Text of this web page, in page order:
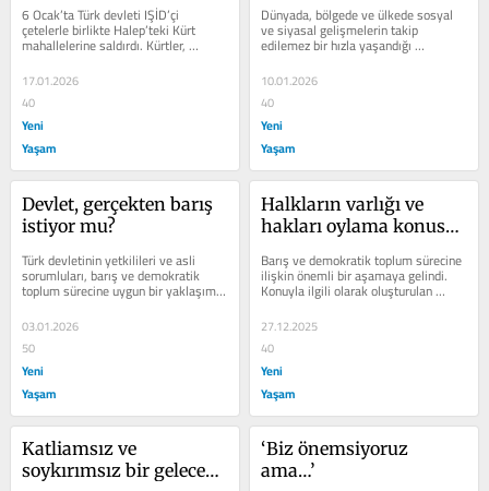
6 Ocak’ta Türk devleti IŞİD’çi
çetelerle birlikte Halep’teki Kürt
mahallelerine saldırdı. Kürtler,
soykırımcılara karşı beş gün...
17.01.2026
40
Yeni
Yaşam
Dünyada, bölgede ve ülkede sosyal
ve siyasal gelişmelerin takip
edilemez bir hızla yaşandığı
bilinmektedir. Böyle olunca, geleceği
kendi...
10.01.2026
40
Yeni
Yaşam
Devlet, gerçekten barış
istiyor mu?
Türk devletinin yetkilileri ve asli
sorumluları, barış ve demokratik
toplum sürecine uygun bir yaklaşım
içinde değiller. En başından beri...
03.01.2026
50
Yeni
Yaşam
Halkların varlığı ve
hakları oylama konusu
Barış ve demokratik toplum sürecine
ilişkin önemli bir aşamaya gelindi.
Konuyla ilgili olarak oluşturulan
meclis komisyonu, belirlediği...
27.12.2025
40
Yeni
Yaşam
Katliamsız ve
soykırımsız bir gelecek
‘Biz önemsiyoruz
ama…’